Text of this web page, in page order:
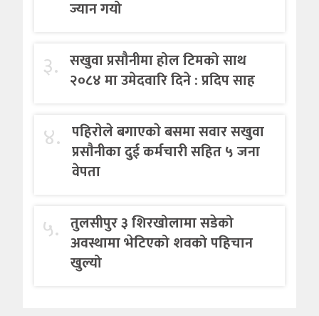
ज्यान गयो
३. सखुवा प्रसौनीमा होल टिमको साथ
२०८४ मा उमेदवारि दिने : प्रदिप साह
४. पहिराेले बगाएकाे बसमा सवार सखुवा
प्रसाैनीका दुई कर्मचारी सहित ५ जना
वेपता
५. तुलसीपुर ३ शिरखोलामा सडेको
अवस्थामा भेटिएको शवको पहिचान
खुल्यो